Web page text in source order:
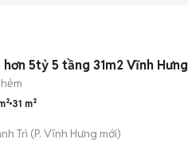
hơn 5tỷ 5 tầng 31m2 Vĩnh Hưng
31 m²
Trì (P. Vĩnh Hưng mới)